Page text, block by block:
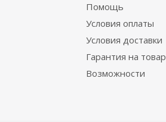
Помощь
Условия оплаты
Условия доставки
Гарантия на товар
Возможности